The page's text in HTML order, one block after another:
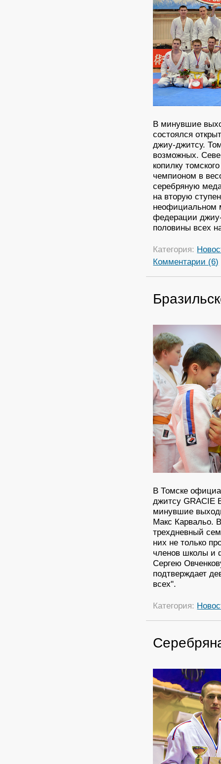
В минувшие
состоялся
джиу-джитсу.
возможных.
копилку
чемпионом в
серебряную
на вторую
неофициальном
федерации
половины всех
Категория:
Комментарии (6)
В Томске
джитсу GRACIE
минувшие
Макс Карвальо.
трехдневный
них не только
членов школы и
Сергею
подтверждает
всех".
Категория: